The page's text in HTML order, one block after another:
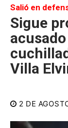
Salió en
Sigue
Villa
2 DE